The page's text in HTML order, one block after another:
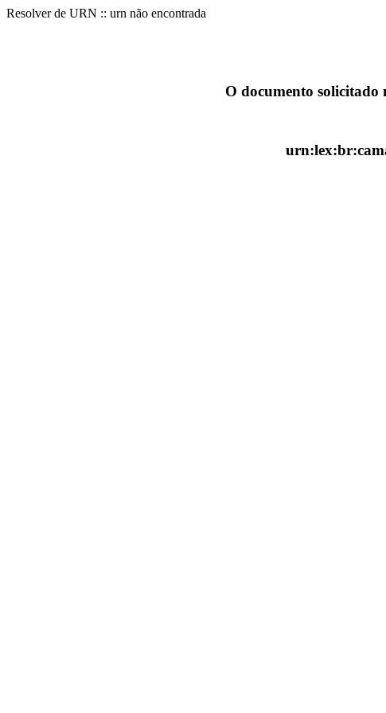
Resolver de URN :: urn não encontrada
O documento solicitado